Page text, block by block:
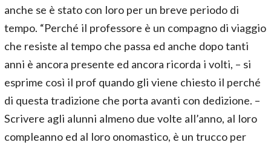
anche se è stato con loro per un breve periodo di
tempo. “Perché il professore è un compagno di viaggio
che resiste al tempo che passa ed anche dopo tanti
anni è ancora presente ed ancora ricorda i volti, – si
esprime così il prof quando gli viene chiesto il perché
di questa tradizione che porta avanti con dedizione. –
Scrivere agli alunni almeno due volte all’anno, al loro
compleanno ed al loro onomastico, è un trucco per